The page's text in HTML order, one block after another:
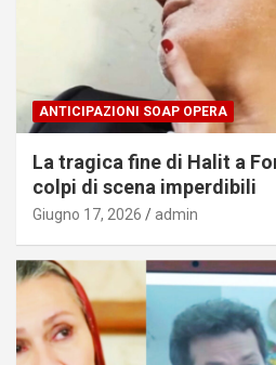
ANTICIPAZIONI SOAP OPERA
La tragica fine di Halit a
colpi di scena imperdibili
Giugno 17, 2026 admin